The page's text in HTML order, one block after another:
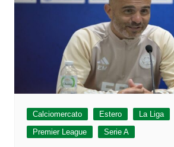
Calciomercato Estero
La Liga
Premier League
Serie A